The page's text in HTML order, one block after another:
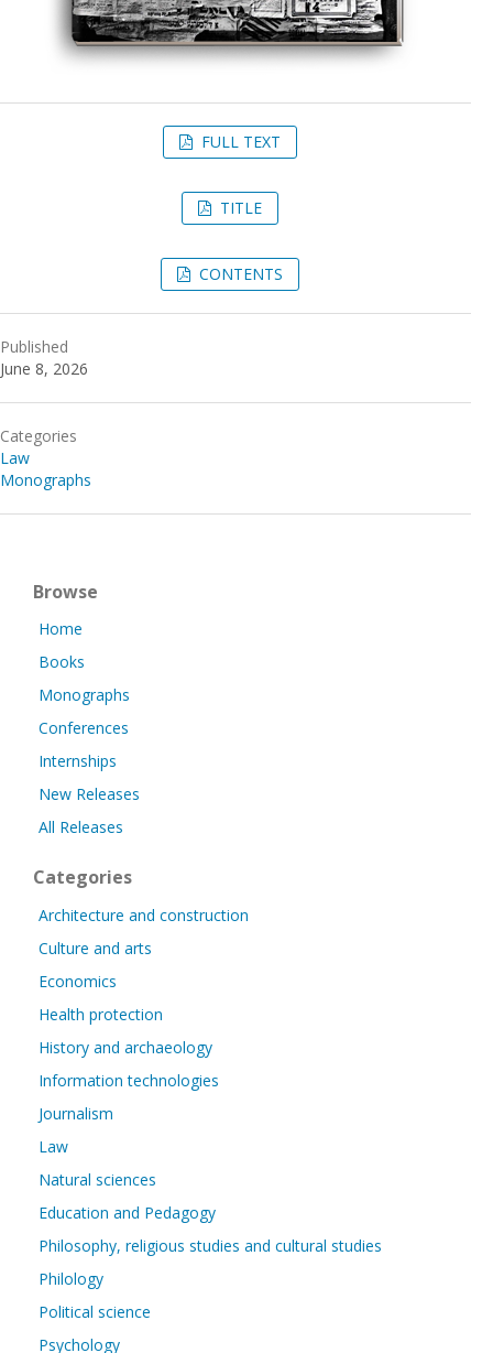
FULL TEXT
TITLE
CONTENTS
Published
June 8, 2026
Categories
Law
Monographs
Browse
Home
Books
Monographs
Conferences
Internships
New Releases
All Releases
Categories
Architecture and construction
Culture and arts
Economics
Health protection
History and archaeology
Information technologies
Journalism
Law
Natural sciences
Education and Pedagogy
Philosophy, religious studies and cultural studies
Philology
Political science
Psychology